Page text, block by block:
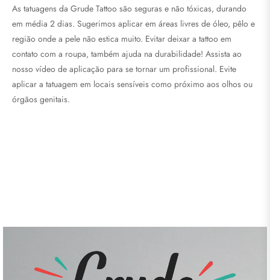
As tatuagens da Grude Tattoo são seguras e não tóxicas, durando
em média 2 dias. Sugerimos aplicar em áreas livres de óleo, pêlo e
região onde a pele não estica muito. Evitar deixar a tattoo em
contato com a roupa, também ajuda na durabilidade! Assista ao
nosso vídeo de aplicação para se tornar um profissional. Evite
aplicar a tatuagem em locais sensíveis como próximo aos olhos ou
órgãos genitais.